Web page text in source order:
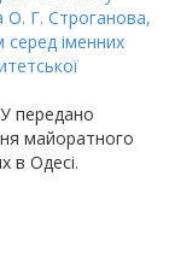
О. Г. Строганова,
серед іменних
передано
майоратного
в Одесі.